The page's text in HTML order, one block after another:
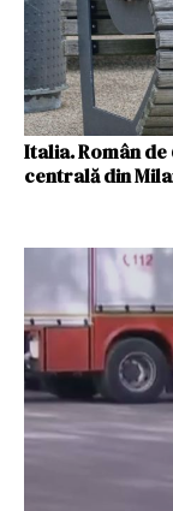
Italia. Român
centrală din